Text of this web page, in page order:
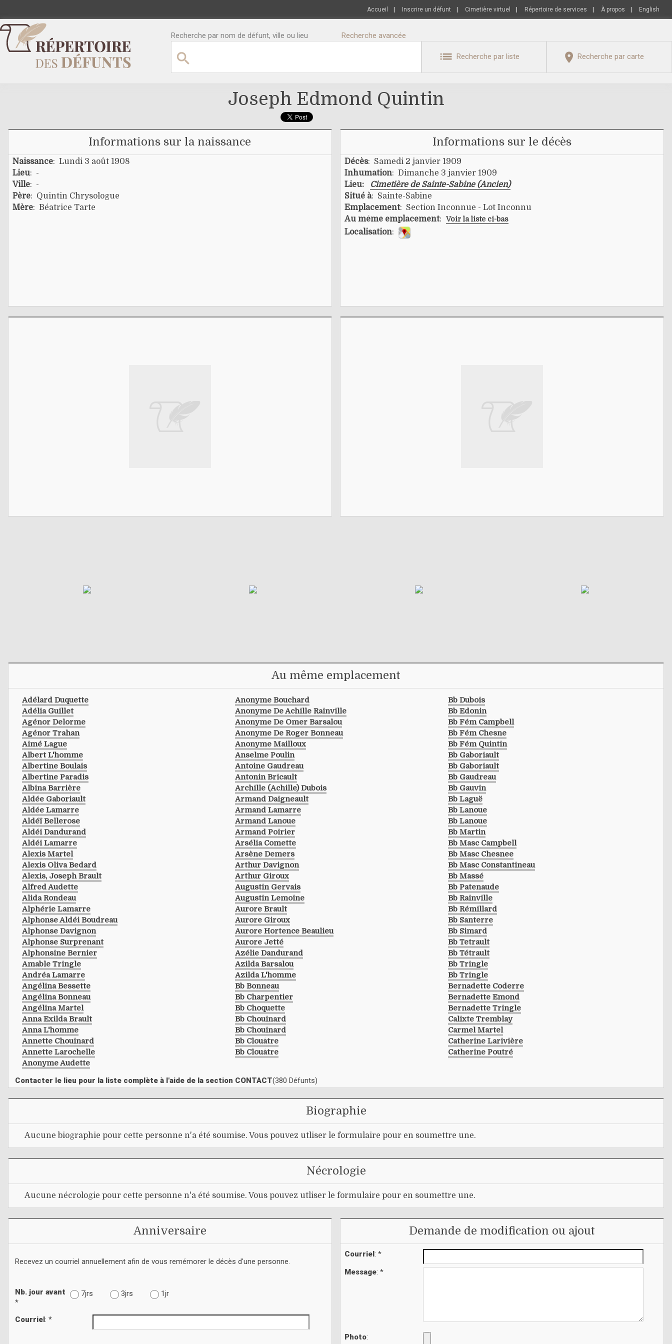
Accueil Inscrire un défunt Cimetière virtuel Répertoire de services À propos English
Recherche par nom de défunt, ville ou lieu Recherche avancée
Recherche par liste Recherche par carte
Joseph Edmond Quintin
Informations sur la naissance
Naissance: Lundi 3 août 1908
Lieu: -
Ville: -
Père: Quintin Chrysologue
Mère: Béatrice Tarte
Informations sur le décès
Décès: Samedi 2 janvier 1909
Inhumation: Dimanche 3 janvier 1909
Lieu:
Cimetière de Sainte-Sabine (Ancien)
Situé à: Sainte-Sabine
Emplacement: Section Inconnue - Lot Inconnu
Au même emplacement: Voir la liste ci-bas
Localisation:
Au même emplacement
Adélard Duquette
Adélia Guillet
Agénor Delorme
Agénor Trahan
Aimé Lague
Albert L'homme
Albertine Boulais
Albertine Paradis
Albina Barrière
Aldée Gaboriault
Aldée Lamarre
Aldéï Bellerose
Aldéi Dandurand
Aldéi Lamarre
Alexis Martel
Alexis Oliva Bedard
Alexis, Joseph Brault
Alfred Audette
Alida Rondeau
Alphérie Lamarre
Alphonse Aldéi Boudreau
Alphonse Davignon
Alphonse Surprenant
Alphonsine Bernier
Amable Tringle
Andréa Lamarre
Angélina Bessette
Angélina Bonneau
Angélina Martel
Anna Exilda Brault
Anna L'homme
Annette Chouinard
Annette Larochelle
Anonyme Audette
Anonyme Bouchard
Anonyme De Achille Rainville
Anonyme De Omer Barsalou
Anonyme De Roger Bonneau
Anonyme Mailloux
Anselme Poulin
Antoine Gaudreau
Antonin Bricault
Archille (achille) Dubois
Armand Daigneault
Armand Lamarre
Armand Lanoue
Armand Poirier
Arsélia Comette
Arsène Demers
Arthur Davignon
Arthur Giroux
Augustin Gervais
Augustin Lemoine
Aurore Brault
Aurore Giroux
Aurore Hortence Beaulieu
Aurore Jetté
Azélie Dandurand
Azilda Barsalou
Azilda L'homme
Bb Bonneau
Bb Charpentier
Bb Choquette
Bb Chouinard
Bb Chouinard
Bb Clouâtre
Bb Clouâtre
Bb Dubois
Bb Edonin
Bb Fém Campbell
Bb Fém Chesne
Bb Fém Quintin
Bb Gaboriault
Bb Gaboriault
Bb Gaudreau
Bb Gauvin
Bb Laguë
Bb Lanoue
Bb Lanoue
Bb Martin
Bb Masc Campbell
Bb Masc Chesnee
Bb Masc Constantineau
Bb Massé
Bb Patenaude
Bb Rainville
Bb Rémillard
Bb Santerre
Bb Simard
Bb Tetrault
Bb Tétrault
Bb Tringle
Bb Tringle
Bernadette Coderre
Bernadette Emond
Bernadette Tringle
Calixte Tremblay
Carmel Martel
Catherine Larivière
Catherine Poutré
Contacter le lieu pour la liste complète à l'aide de la section CONTACT(380 Défunts)
Biographie
Aucune biographie pour cette personne n'a été soumise. Vous pouvez utliser le formulaire pour en soumettre une.
Nécrologie
Aucune nécrologie pour cette personne n'a été soumise. Vous pouvez utliser le formulaire pour en soumettre une.
Anniversaire
Recevez un courriel annuellement afin de vous remémorer le décès d'une personne.
Nb. jour avant
*
7jrs 3jrs 1jr
Courriel: *
Demande de modification ou ajout
Courriel: *
Message: *
Photo: